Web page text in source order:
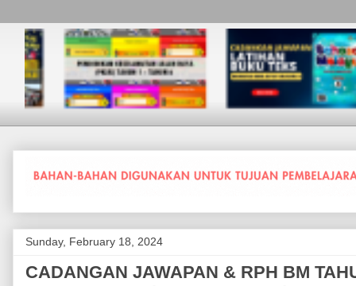
Sunday, February 18, 2024
CADANGAN JAWAPAN & RPH BM